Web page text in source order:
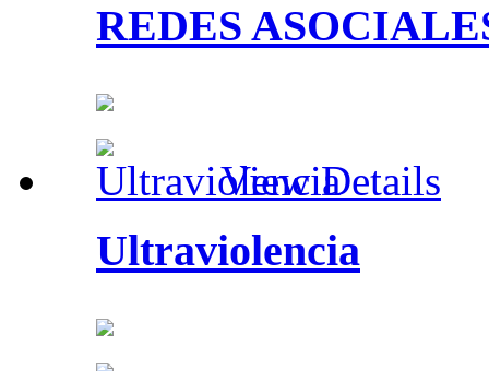
REDES
View Details
Ultraviolencia